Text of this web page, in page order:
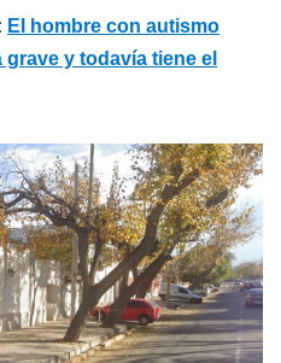
El hombre con autismo
y todavía tiene el